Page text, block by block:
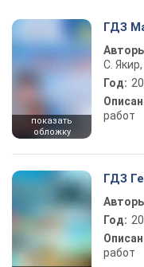
показать
обложку
ГДЗ
С.
Год:
работ
ГДЗ
Год:
работ